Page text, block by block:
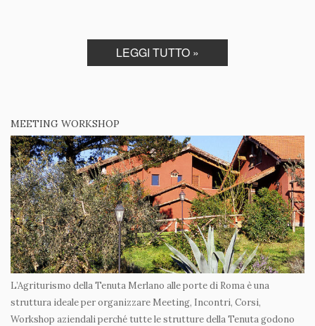
LEGGI TUTTO »
MEETING WORKSHOP
L’Agriturismo della Tenuta Merlano alle porte di Roma è una
struttura ideale per organizzare Meeting, Incontri, Corsi,
Workshop aziendali perché tutte le strutture della Tenuta godono